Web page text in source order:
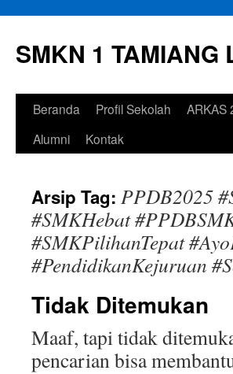
isi
SMKN 1 TAMIANG
Beranda Profil Sekolah ARKAS
Alumni
Kontak
Arsip Tag: PPDB2025
#SMKHebat
#SMKPilihanTepat
#PendidikanKejuruan
Tidak Ditemukan
Maaf, tapi tidak
pencarian bisa